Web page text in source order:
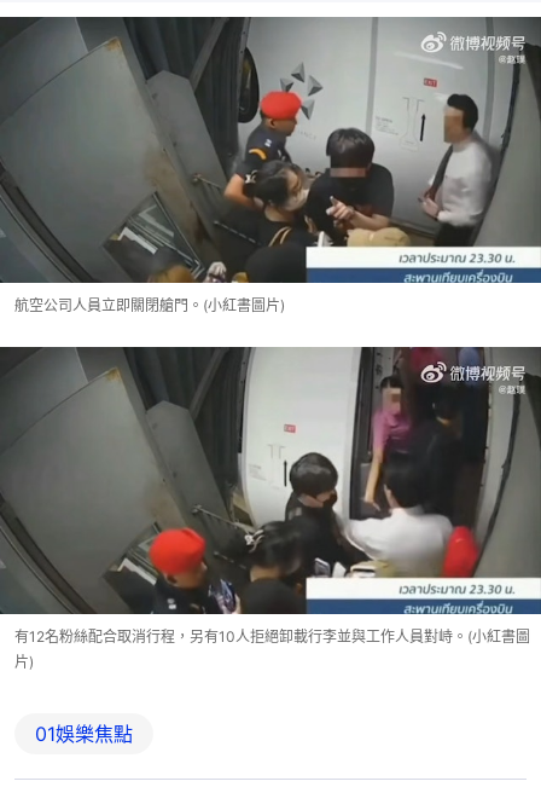
航空公司人員立即關閉艙門。(小紅書圖片)
有12名粉絲配合取消行程，另有10人拒絕卸載行李並與工作人員對峙。(小紅書圖
片)
01娛樂焦點